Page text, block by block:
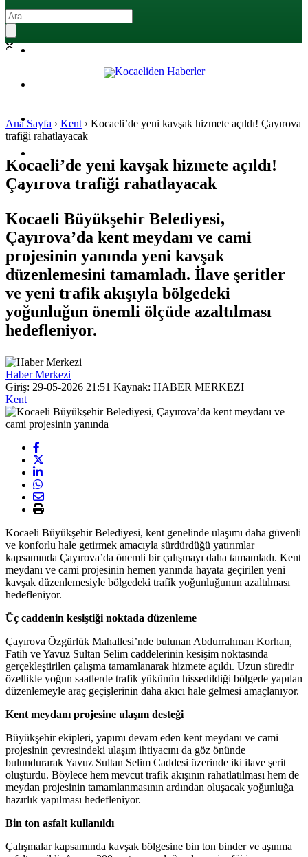
SPOR
SAĞLIK
Ana Sayfa › Kent › Kocaeli’de yeni kavşak hizmete açıldı! Çayırova
trafiği rahatlayacak
Kocaeli’de yeni kavşak hizmete açıldı!
Çayırova trafiği rahatlayacak
Kocaeli Büyükşehir Belediyesi,
Çayırova’da kent meydanı ve cami
projesinin yanında yeni kavşak
düzenlemesini tamamladı. İlave şeritler
ve yeni trafik akışıyla bölgedeki
yoğunluğun önemli ölçüde azaltılması
hedefleniyor.
Haber Merkezi
Giriş: 29-05-2026 21:51 Kaynak: HABER MERKEZI
Kent
Kocaeli Büyükşehir Belediyesi, kent genelinde ulaşımı daha güvenli
ve konforlu hale getirmek amacıyla sürdürdüğü yatırımlar
kapsamında Çayırova’da önemli bir çalışmayı daha tamamladı. Kent
meydanı ve cami projesinin hemen yanında hayata geçirilen yeni
kavşak düzenlemesiyle bölgedeki trafik yoğunluğunun azaltılması
hedefleniyor.
Üç caddenin kesiştiği noktada düzenleme
Çayırova Özgürlük Mahallesi’nde bulunan Abdurrahman Korhan,
Fatih ve Yavuz Sultan Selim caddelerinin kesişim noktasında
gerçekleştirilen çalışma tamamlanarak hizmete açıldı. Uzun süredir
özellikle yoğun saatlerde trafik yükünün hissedildiği bölgede yapılan
düzenlemeyle araç geçişlerinin daha akıcı hale gelmesi amaçlanıyor.
Kent meydanı projesine ulaşım desteği
Büyükşehir ekipleri, yapımı devam eden kent meydanı ve cami
projesinin çevresindeki ulaşım ihtiyacını da göz önünde
bulundurarak Yavuz Sultan Selim Caddesi üzerinde iki ilave şerit
oluşturdu. Böylece hem mevcut trafik akışının rahatlatılması hem de
meydan projesinin tamamlanmasının ardından oluşacak yoğunluğa
hazırlık yapılması hedefleniyor.
Bin ton asfalt kullanıldı
Çalışmalar kapsamında kavşak bölgesine bin ton binder ve aşınma